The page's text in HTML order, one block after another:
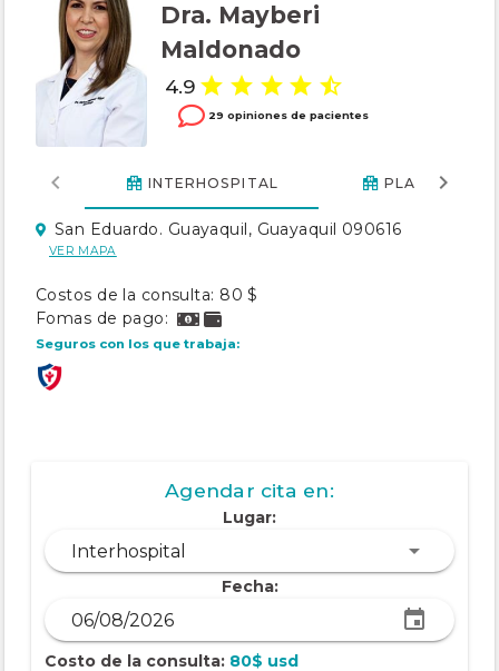
Dra. Mayberi
Maldonado
4.9
29 opiniones de pacientes
INTERHOSPITAL PLAZA
San Eduardo. Guayaquil, Guayaquil 090616
VER MAPA
Costos de la consulta: 80 $
Fomas de pago:
Seguros con los que trabaja:
Agendar cita en:
Lugar:
Interhospital
Fecha:
Costo de la consulta: 80$ usd